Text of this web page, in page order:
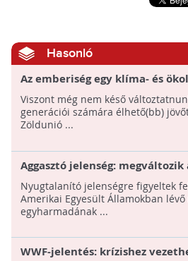
Hasonló
Az emberiség egy klíma- és
felé sodródó világot hagy az
Viszont még nem késő
generációi számára élhető(bb)
Zöldunió ...
Aggasztó jelenség:
színe
Nyugtalanító jelenségre figyeltek
Amerikai Egyesült Államokban
egyharmadának ...
WWF-jelentés: krízishez